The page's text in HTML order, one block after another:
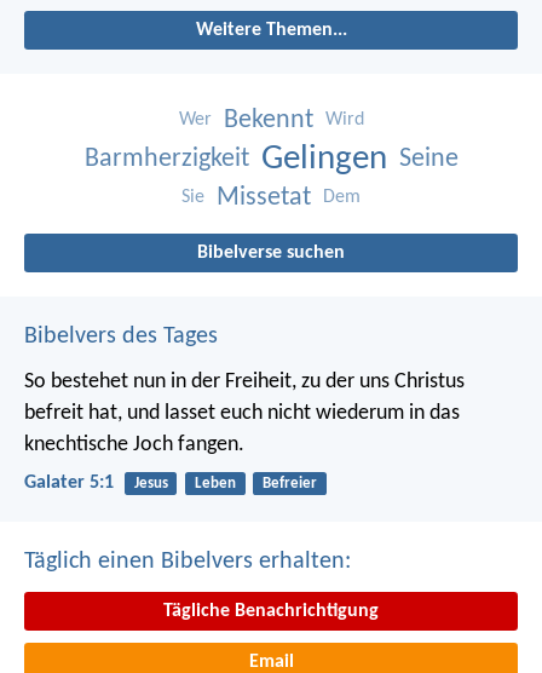
Weitere Themen...
Wer Bekennt Wird
Barmherzigkeit Gelingen Seine
Sie Missetat Dem
Bibelverse suchen
Bibelvers des Tages
So bestehet nun in der Freiheit, zu der uns Christus
befreit hat, und lasset euch nicht wiederum in das
knechtische Joch fangen.
Galater 5:1 Jesus Leben Befreier
Täglich einen Bibelvers erhalten:
Tägliche Benachrichtigung
Email